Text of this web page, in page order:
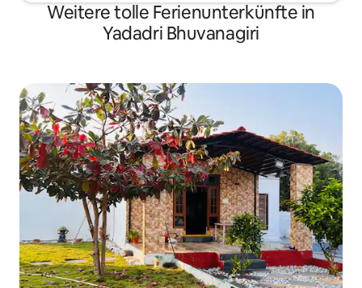
Weitere tolle Ferienunterkünfte in
Yadadri Bhuvanagiri